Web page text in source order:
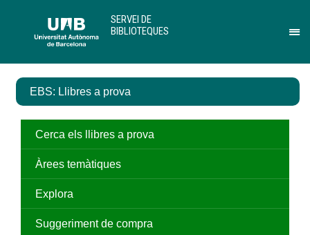
contingut
el
de
SERVEI DE
BIBLIOTEQUES
EBS: Llibres a prova
Cerca els llibres a prova
Àrees temàtiques
Explora
Suggeriment de compra